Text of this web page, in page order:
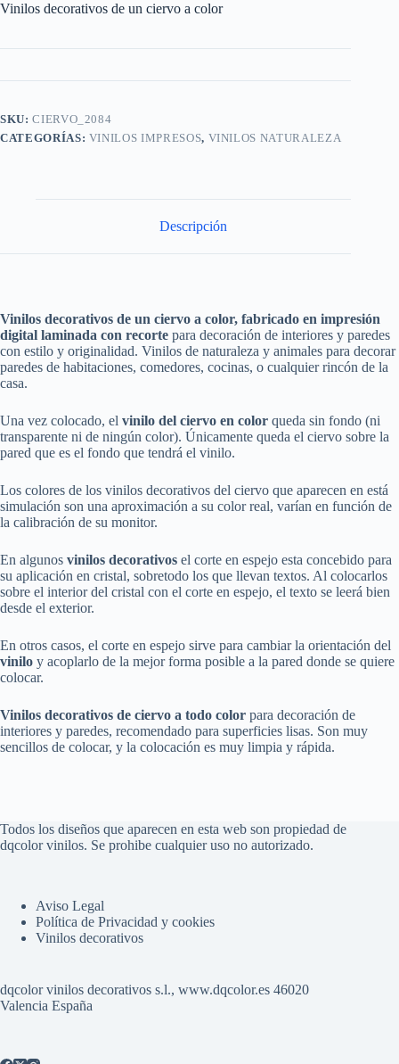
Vinilos decorativos de un ciervo a color
SKU:CIERVO_2084
CATEGORÍAS: VINILOS IMPRESOS, VINILOS NATURALEZA
Descripción
Vinilos decorativos de un ciervo a color, fabricado en impresión
digital laminada con recorte para decoración de interiores y paredes
con estilo y originalidad. Vinilos de naturaleza y animales para decorar
paredes de habitaciones, comedores, cocinas, o cualquier rincón de la
casa.
Una vez colocado, el vinilo del ciervo en color queda sin fondo (ni
transparente ni de ningún color). Únicamente queda el ciervo sobre la
pared que es el fondo que tendrá el vinilo.
Los colores de los vinilos decorativos del ciervo que aparecen en está
simulación son una aproximación a su color real, varían en función de
la calibración de su monitor.
En algunos vinilos decorativos el corte en espejo esta concebido para
su aplicación en cristal, sobretodo los que llevan textos. Al colocarlos
sobre el interior del cristal con el corte en espejo, el texto se leerá bien
desde el exterior.
En otros casos, el corte en espejo sirve para cambiar la orientación del
vinilo y acoplarlo de la mejor forma posible a la pared donde se quiere
colocar.
Vinilos decorativos de ciervo a todo color para decoración de
interiores y paredes, recomendado para superficies lisas. Son muy
sencillos de colocar, y la colocación es muy limpia y rápida.
Todos los diseños que aparecen en esta web son propiedad de
dqcolor vinilos. Se prohibe cualquier uso no autorizado.
Aviso Legal
Política de Privacidad y cookies
Vinilos decorativos
dqcolor vinilos decorativos s.l., www.dqcolor.es 46020
Valencia España